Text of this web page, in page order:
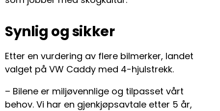
Synlig og sikker
Etter en vurdering av flere bilmerker, landet
valget på VW Caddy med 4-hjulstrekk.
– Bilene er miljøvennlige og tilpasset vårt
behov. Vi har en gjenkjøpsavtale etter 5 år,